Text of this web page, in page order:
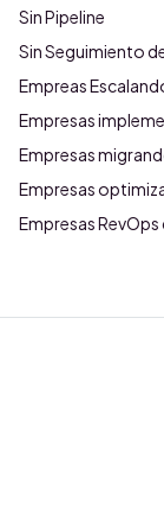
Sin Pipeline
Sin Seguimiento
Empreas
Empresas
Empresas
Empresas
Empresas